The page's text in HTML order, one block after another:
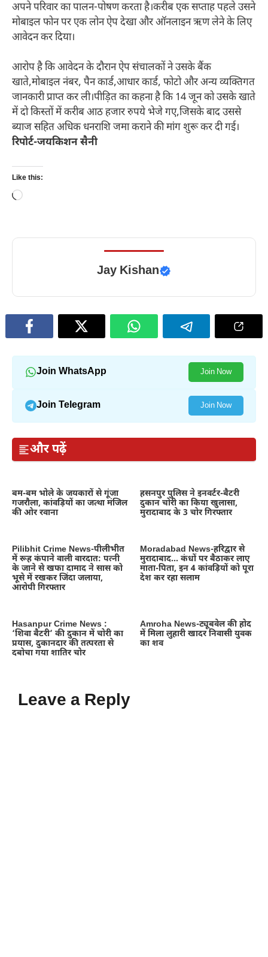
अपने परिवार का पालन-पोषण करता है।करीब एक सप्ताह पहले उसने
मोबाइल फोन पर एक लोन ऐप देखा और ऑनलाइन ऋण लेने के लिए
आवेदन कर दिया।
आरोप है कि आवेदन के दौरान ऐप संचालकों ने उसके बैंक
खाते,मोबाइल नंबर, पैन कार्ड,आधार कार्ड, फोटो और अन्य व्यक्तिगत
जानकारी प्राप्त कर ली।पीड़ित का कहना है कि 14 जून को उसके खाते
में दो किस्तों में करीब आठ हजार रुपये भेजे गए,जिसके बाद उससे
ब्याज सहित अधिक धनराशि जमा कराने की मांग शुरू कर दी गई।
रिपोर्ट-जयकिशन सैनी
Like this:
Loading…
Jay Kishan
Join WhatsApp Join Now
Join Telegram Join Now
और पढ़ें
बम-बम भोले के जयकारों से गूंजा
गजरौला, कांवड़ियों का जत्था मंजिल
की ओर रवाना
हसनपुर पुलिस ने इनवर्टर-बैटरी
दुकान चोरी का किया खुलासा,
मुरादाबाद के 3 चोर गिरफ्तार
Pilibhit Crime News-पीलीभीत
में रूह कंपाने वाली वारदात: पत्नी
के जाने से खफा दामाद ने सास को
भूसे में रखकर जिंदा जलाया,
आरोपी गिरफ्तार
Moradabad News-हरिद्वार से
मुरादाबाद… कंधों पर बैठाकर लाए
माता-पिता, इन 4 कांवड़ियों को पूरा
देश कर रहा सलाम
Hasanpur Crime News :
‘शिवा बैटरी’ की दुकान में चोरी का
प्रयास, दुकानदार की तत्परता से
दबोचा गया शातिर चोर
Amroha News-ट्यूबवेल की होद
में मिला लुहारी खादर निवासी युवक
का शव
Leave a Reply